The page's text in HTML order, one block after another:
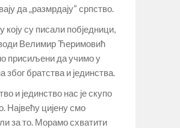
да „размрдају“ српство.
коју су писали побједници,
Велимир Ћеримовић
присиљени да учимо у
због братства и јединства.
и јединство нас је скупо
Највећу цијену смо
за то. Морамо схватити